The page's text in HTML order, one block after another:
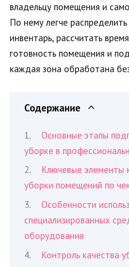
владельцу помещения и
По нему легче
инвентарь, рассчитать
готовность помещения и
каждая зона обработана
Содержание
Основные этапы
уборке в
Ключевые элементы
уборки помещений по
Особенности
специализированных
оборудования
Контроль качества